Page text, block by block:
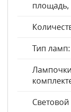
площадь,
Тип ламп:
Световой